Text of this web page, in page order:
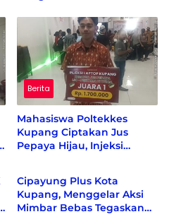
Produk Bernilai Ekonomi
Berita
Mahasiswa Poltekkes
Kupang Ciptakan Jus
Pepaya Hijau, Injeksi
Politik
Cipayung Plus Kota
Kupang, Menggelar Aksi
Mimbar Bebas Tegaskan